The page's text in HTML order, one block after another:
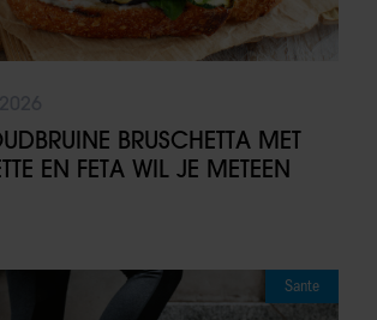
BRUSCHETTA MET
EN FETA WIL JE METEEN
Sante